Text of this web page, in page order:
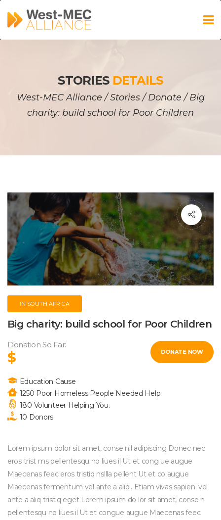
STORIES DETAILS
West-MEC Alliance / Storie / Donate / Big
charity: build school for Poor Children
IN SOUTH AFRICA
Big charity: build school for Poor Children
DONATE NOW
Donation So Far:
$
Education Cause
1250 Poor Homeless People Needed Help.
180 Volunteer Helping You.
10 Donor
Lorem ipsum dolor sit amet, conse nil adipiscing Donec nec
eros trist ms pellentesqu no liues il Ut et cong ue augue
Maecenas feec eros tristiq nsllla pellent Ut et co augue
Maecenas fermentum vel ante a aliqi. Etiam vivas sapien. vel
ante a aliq tristiq eget Lorem ipsum do lor sit amet, conse n
pellentesqu no liues il Ut et congue augue Maecenas feec